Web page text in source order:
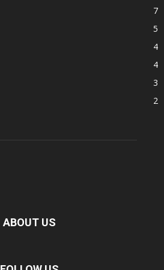
7
5
4
4
3
2
ABOUT US